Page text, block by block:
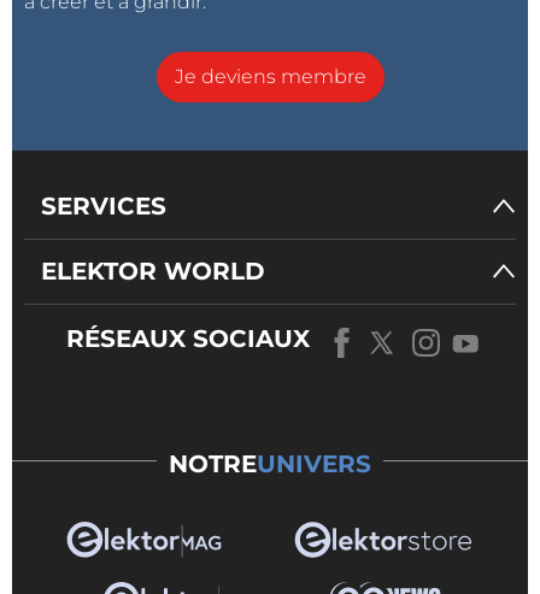
Je deviens membre
SERVICES
ELEKTOR WORLD
RÉSEAUX SOCIAUX
NOTREUNIVERS